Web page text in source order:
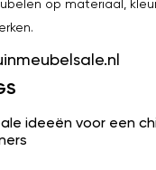
op materiaal,
ideeën voor een